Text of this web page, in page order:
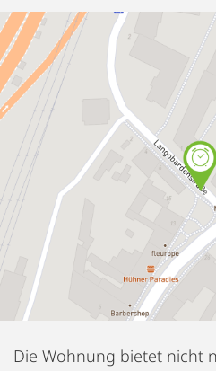
Die Wohnung bietet nicht